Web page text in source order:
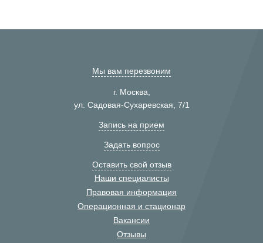
Мы вам перезвоним
г. Москва,
ул. Садовая-Сухаревская, 7/1
Запись на прием
Задать вопрос
Оставить свой отзыв
Наши специалисты
Правовая информация
Операционная и стационар
Вакансии
Отзывы